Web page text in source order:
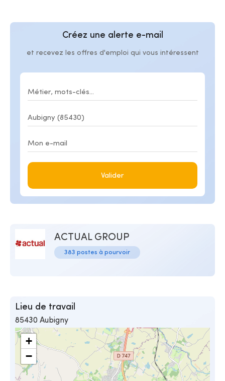
Créez une alerte e-mail
et recevez les offres d'emploi qui vous intéressent
Valider
ACTUAL GROUP
383 postes à pourvoir
Lieu de travail
85430 Aubigny
+
−